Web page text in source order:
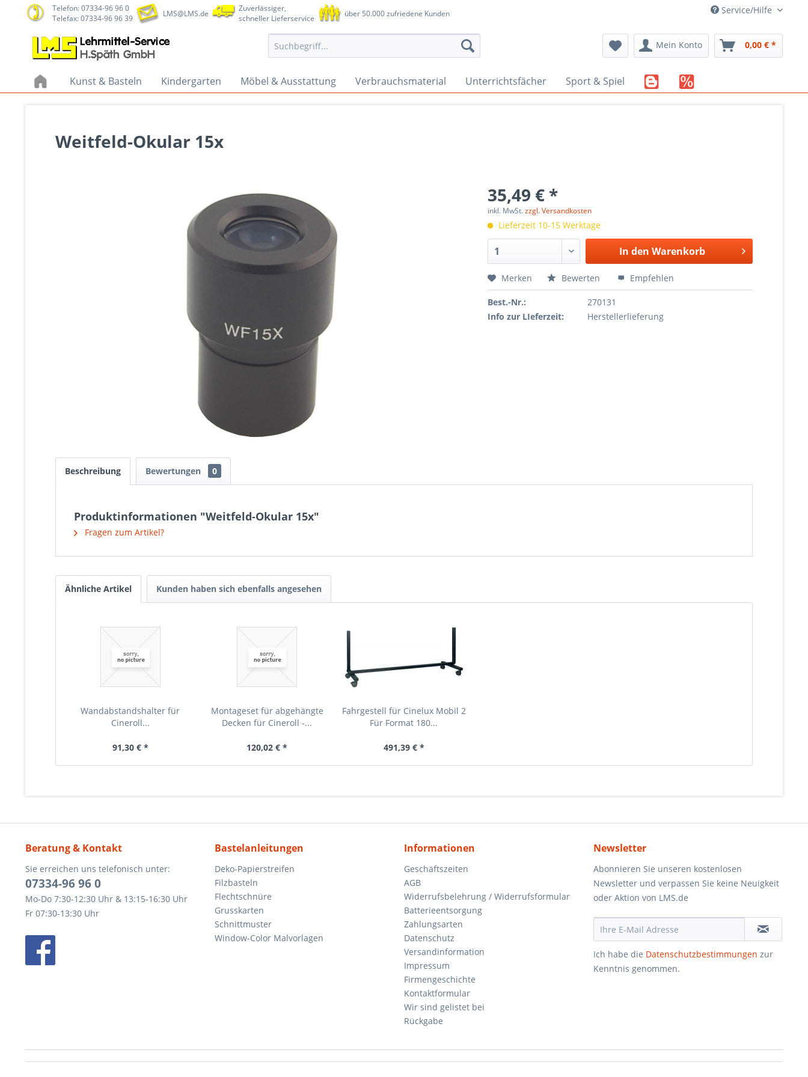
Telefon: 07334-96 96 0
Telefax: 07334-96 96 39
LMS@LMS.de
Zuverlässiger,
schneller Lieferservice
über 50.000 zufriedene Kunden Service/Hilfe
Mein Konto 0,00 € *
Kunst & Basteln Kindergarten Möbel & Ausstattung Verbrauchsmaterial Unterrichtsfächer Sport & Spiel
Weitfeld-Okular 15x
35,49 € *
inkl. MwSt.zzgl. Versandkosten
Lieferzeit 10-15 Werktage
In den Warenkorb
Merken Bewerten Empfehlen
Best.-Nr.:
270131
Info zur LIeferzeit:
Herstellerlieferung
Beschreibung Bewertungen 0
Produktinformationen "Weitfeld-Okular 15x"
Fragen zum Artikel?
Ähnliche Artikel Kunden haben sich ebenfalls angesehen
Wandabstandshalter für
Cineroll...
91,30 € *
Montageset für abgehängte
Decken für Cineroll -...
120,02 € *
Fahrgestell für Cinelux Mobil 2
Für Format 180...
491,39 € *
Beratung & Kontakt
Sie erreichen uns telefonisch unter:
07334-96 96 0
Mo-Do 7:30-12:30 Uhr & 13:15-16:30 Uhr
Fr 07:30-13:30 Uhr
Bastelanleitungen
Deko-Papierstreifen
Filzbasteln
Flechtschnüre
Grusskarten
Schnittmuster
Window-Color Malvorlagen
Informationen
Geschäftszeiten
AGB
Widerrufsbelehrung / Widerrufsformular
Batterieentsorgung
Zahlungsarten
Datenschutz
Versandinformation
Impressum
Firmengeschichte
Kontaktformular
Wir sind gelistet bei
Rückgabe
Newsletter
Abonnieren Sie unseren kostenlosen
Newsletter und verpassen Sie keine Neuigkeit
oder Aktion von LMS.de
Ich habe die Datenschutzbestimmungen zur
Kenntnis genommen.